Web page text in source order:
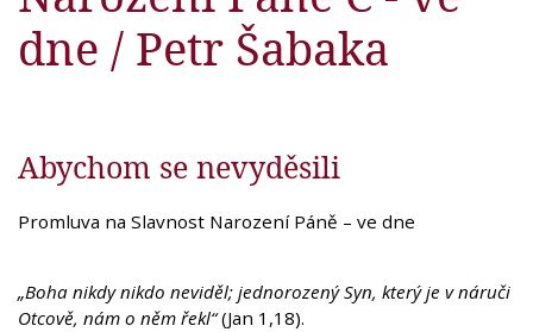
dne / Petr Šabaka
Abychom se nevyděsili
Promluva na Slavnost Narození Páně – ve dne
„Boha nikdy nikdo neviděl; jednorozený Syn, který je v náruči
Otcově, nám o něm řekl“(Jan 1,18).